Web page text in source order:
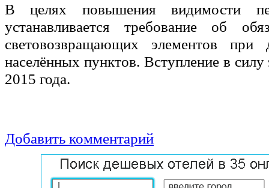
В целях повышения видимости
устанавливается требование об
световозвращающих элементов
населённых пунктов. Вступление в
2015 года.
Добавить комментарий